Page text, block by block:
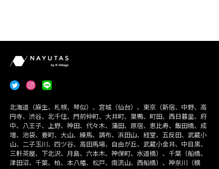
北海道（麻生、札幌、琴似）、宮城（仙台）、東京（新宿、中野、高
円寺、渋谷、北千住、門前仲町、大井町、巣鴨、町田、西日暮里、府
中、八王子、上野、神田、代々木、蒲田、原宿、恵比寿、飯田橋、成
増、池袋、要町、大山、練馬、調布、浜田山、経堂、五反田、武蔵小
山、二子玉川、四ツ谷、高田馬場、自由が丘、武蔵小金井、中目黒、
三軒茶屋、下北沢、月島、六本木、神保町、水道橋）、千葉（船橋、
津田沼、千葉、柏、本八幡、松戸、南流山、西船橋）、神奈川（横